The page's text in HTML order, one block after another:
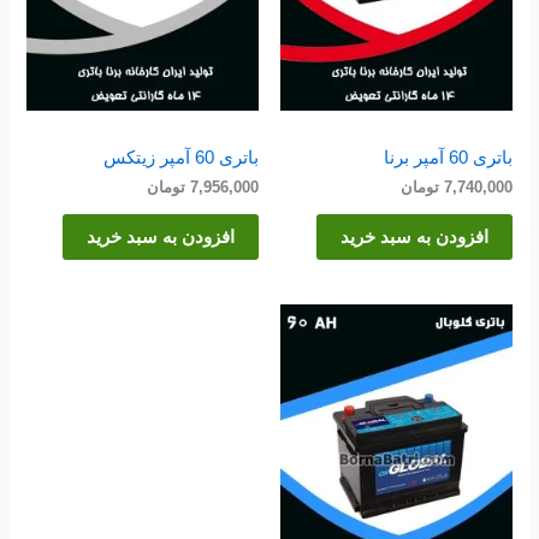
باتری 60 آمپر برنا
7,740,000 تومان
افزودن به سبد خرید
باتری 60 آمپر زیتکس
7,956,000 تومان
افزودن به سبد خرید